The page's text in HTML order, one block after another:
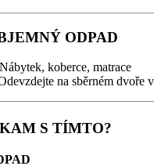
ODPAD
koberce, matrace
na sběrném dvoře
S TÍMTO?